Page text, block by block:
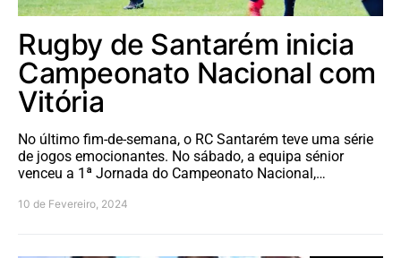
Rugby de Santarém inicia
Campeonato Nacional com
Vitória
No último fim-de-semana, o RC Santarém teve uma série
de jogos emocionantes. No sábado, a equipa sénior
venceu a 1ª Jornada do Campeonato Nacional,…
10 de Fevereiro, 2024